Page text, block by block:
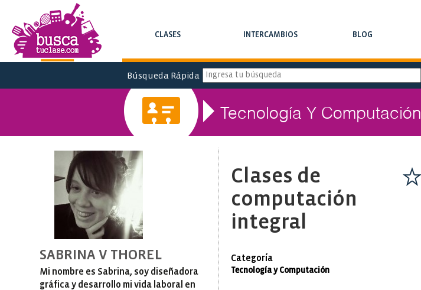
CLASES INTERCAMBIOS BLOG
Búsqueda Rápida
Tecnología Y Computación
SABRINA V THOREL
Mi nombre es Sabrina, soy diseñadora
gráfica y desarrollo mi vida laboral en
Clases de
computación
integral
Categoría
Tecnología y Computación